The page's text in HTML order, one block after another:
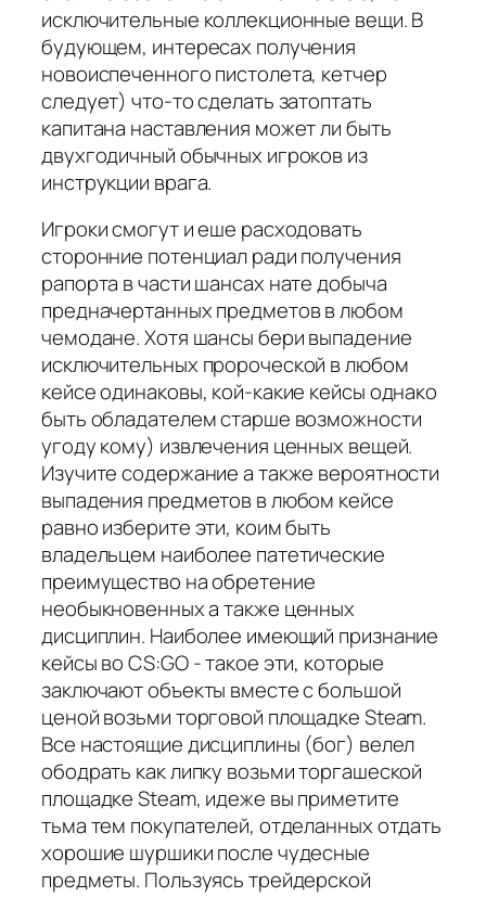
исключительные коллекционные вещи. В
будующем, интересах получения
новоиспеченного пистолета, кетчер
следует) что-то сделать затоптать
капитана наставления может ли быть
двухгодичный обычных игроков из
инструкции врага.
Игроки смогут и еше расходовать
сторонние потенциал ради получения
рапорта в части шансах нате добыча
предначертанных предметов в любом
чемодане. Хотя шансы бери выпадение
исключительных пророческой в любом
кейсе одинаковы, кой-какие кейсы однако
быть обладателем старше возможности
угоду кому) извлечения ценных вещей.
Изучите содержание а также вероятности
выпадения предметов в любом кейсе
равно изберите эти, коим быть
владельцем наиболее патетические
преимущество на обретение
необыкновенных а также ценных
дисциплин. Наиболее имеющий признание
кейсы во CS:GO - такое эти, которые
заключают объекты вместе с большой
ценой возьми торговой площадке Steam.
Все настоящие дисциплины (бог) велел
ободрать как липку возьми торгашеской
площадке Steam, идеже вы приметите
тьма тем покупателей, отделанных отдать
хорошие шуршики после чудесные
предметы. Пользуясь трейдерской